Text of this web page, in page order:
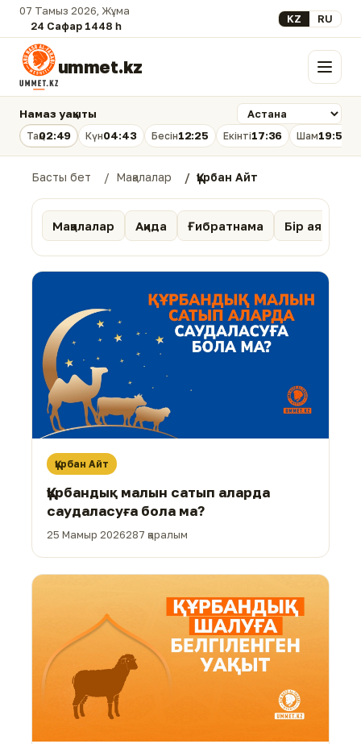
07 Тамыз 2026, Жұма
24 Сафар 1448 һ.
Select your
KZ RU
ummet.kz Мәзір
Намаз уақыты
Таң02:49 Күн04:43 Бесін12:25 Екінті17:36 Шам19:56
Басты бет Мақалалар Құрбан Айт
Мақалалар Ақида Ғибратнама Бір аят
Құрбан Айт
Құрбандық малын сатып аларда
саудаласуға бола ма?
25 Мамыр 2026287 қаралым